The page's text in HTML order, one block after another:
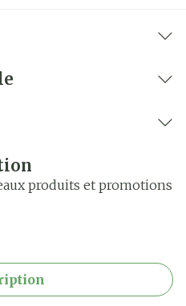
produits et promotions